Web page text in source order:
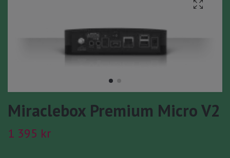
Miraclebox Premium Micro V2
1 395 kr